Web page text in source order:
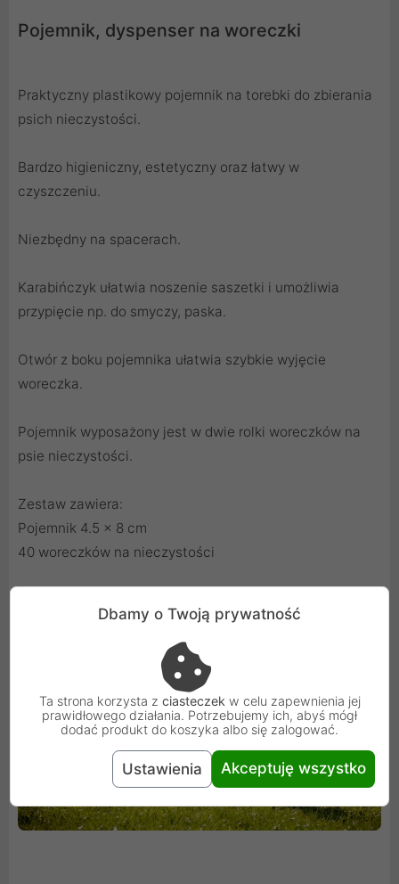
Pojemnik, dyspenser na woreczki
Praktyczny plastikowy pojemnik na torebki do zbierania
psich nieczystości.
Bardzo higieniczny, estetyczny oraz łatwy w
czyszczeniu.
Niezbędny na spacerach.
Karabińczyk ułatwia noszenie saszetki i umożliwia
przypięcie np. do smyczy, paska.
Otwór z boku pojemnika ułatwia szybkie wyjęcie
woreczka.
Pojemnik wyposażony jest w dwie rolki woreczków na
psie nieczystości.
Zestaw zawiera:
Pojemnik 4.5 x 8 cm
40 woreczków na nieczystości
Dbamy o Twoją prywatność
Ta strona korzysta z ciasteczek w celu zapewnienia jej
prawidłowego działania. Potrzebujemy ich, abyś mógł
dodać produkt do koszyka albo się zalogować.
Ustawienia Akceptuję wszystko